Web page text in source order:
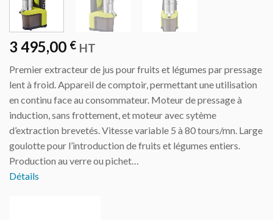
3 495,00 € HT
Premier extracteur de jus pour fruits et légumes par pressage
lent à froid. Appareil de comptoir, permettant une utilisation
en continu face au consommateur. Moteur de pressage à
induction, sans frottement, et moteur avec sytème
d’extraction brevetés. Vitesse variable 5 à 80 tours/mn. Large
goulotte pour l’introduction de fruits et légumes entiers.
Production au verre ou pichet…
Détails